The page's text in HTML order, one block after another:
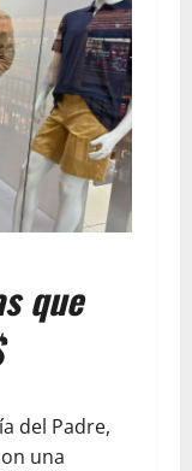
que
del Padre,
una